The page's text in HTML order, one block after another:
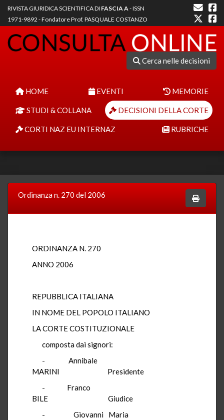
RIVISTA GIURIDICA SCIENTIFICA DI FASCIA A- ISSN
1971-9892 - Fondatore Prof. PASQUALE COSTANZO
Cerca nelle decisioni
HOME EVENTI MEMORIE
STUDI & COLLANA DECISIONI DELLA CORTE
CORTI NAZ EU INTERNAZ RUBRICHE
Ordinanza n. 270 del 2006
ORDINANZA N. 270
ANNO 2006
REPUBBLICA ITALIANA
IN NOME DEL POPOLO ITALIANO
LA CORTE COSTITUZIONALE
composta dai signori:
- Annibale
MARINI Presidente
- Franco
BILE Giudice
- Giovanni Maria